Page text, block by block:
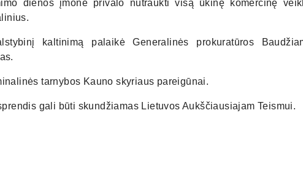
dienos įmonė privalo nutraukti visą ūkinę komercinę
kaltinimą palaikė Generalinės prokuratūros
tarnybos Kauno skyriaus pareigūnai.
gali būti skundžiamas Lietuvos Aukščiausiajam Teismui.